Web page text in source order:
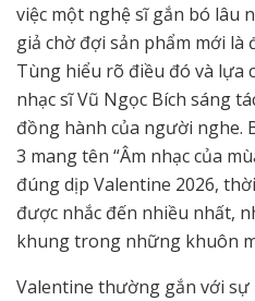
việc một nghệ sĩ gắn bó lâu
giả chờ đợi sản phẩm mới là
Tùng hiểu rõ điều đó và lựa
nhạc sĩ Vũ Ngọc Bích sáng
đồng hành của người nghe.
3 mang tên “Âm nhạc của
đúng dịp Valentine 2026,
được nhắc đến nhiều nhất,
khung trong những khuôn
Valentine thường gắn với sự